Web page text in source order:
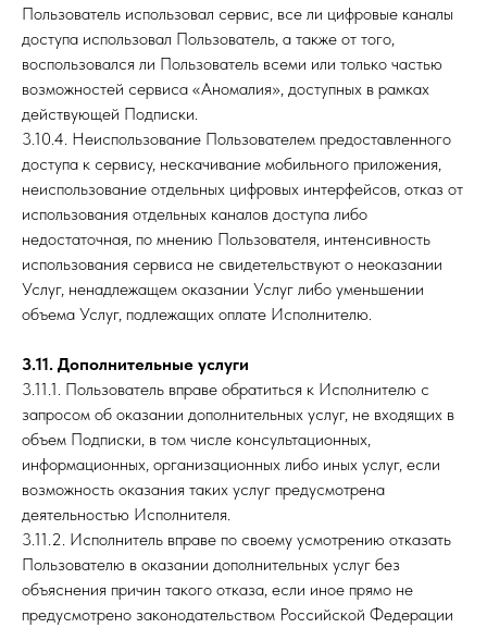
Пользователь использовал сервис, все ли цифровые каналы
доступа использовал Пользователь, а также от того,
воспользовался ли Пользователь всеми или только частью
возможностей сервиса «Аномалия», доступных в рамках
действующей Подписки.
3.10.4. Неиспользование Пользователем предоставленного
доступа к сервису, нескачивание мобильного приложения,
неиспользование отдельных цифровых интерфейсов, отказ от
использования отдельных каналов доступа либо
недостаточная, по мнению Пользователя, интенсивность
использования сервиса не свидетельствуют о неоказании
Услуг, ненадлежащем оказании Услуг либо уменьшении
объема Услуг, подлежащих оплате Исполнителю.
3.11. Дополнительные услуги
3.11.1. Пользователь вправе обратиться к Исполнителю с
запросом об оказании дополнительных услуг, не входящих в
объем Подписки, в том числе консультационных,
информационных, организационных либо иных услуг, если
возможность оказания таких услуг предусмотрена
деятельностью Исполнителя.
3.11.2. Исполнитель вправе по своему усмотрению отказать
Пользователю в оказании дополнительных услуг без
объяснения причин такого отказа, если иное прямо не
предусмотрено законодательством Российской Федерации